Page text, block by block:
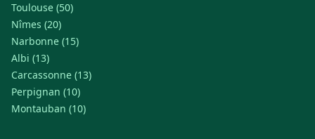
Toulouse (50)
Nîmes (20)
Narbonne (15)
Albi (13)
Carcassonne (13)
Perpignan (10)
Montauban (10)